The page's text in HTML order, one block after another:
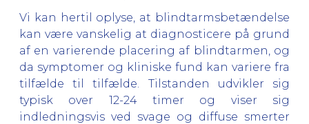
Vi kan hertil oplyse, at blindtarmsbetændelse
kan være vanskelig at diagnosticere på grund
af en varierende placering af blindtarmen, og
da symptomer og kliniske fund kan variere fra
tilfælde til tilfælde. Tilstanden udvikler sig
typisk over 12-24 timer og viser sig
indledningsvis ved svage og diffuse smerter